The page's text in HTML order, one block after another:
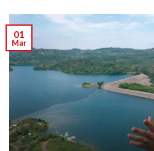
01
Mar